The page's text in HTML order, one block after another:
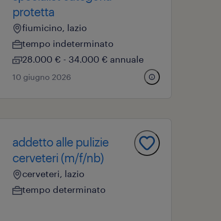
protetta
fiumicino, lazio
tempo indeterminato
28.000 € - 34.000 € annuale
10 giugno 2026
addetto alle pulizie
cerveteri (m/f/nb)
cerveteri, lazio
tempo determinato